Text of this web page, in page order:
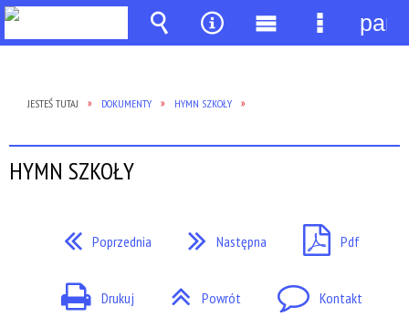
JESTEŚ TUTAJ DOKUMENTY HYMN SZKOŁY
HYMN SZKOŁY
Poprzednia Następna Pdf
Drukuj Powrót Kontakt
Wyszukiwarka
Narzędzia
MenuMenu